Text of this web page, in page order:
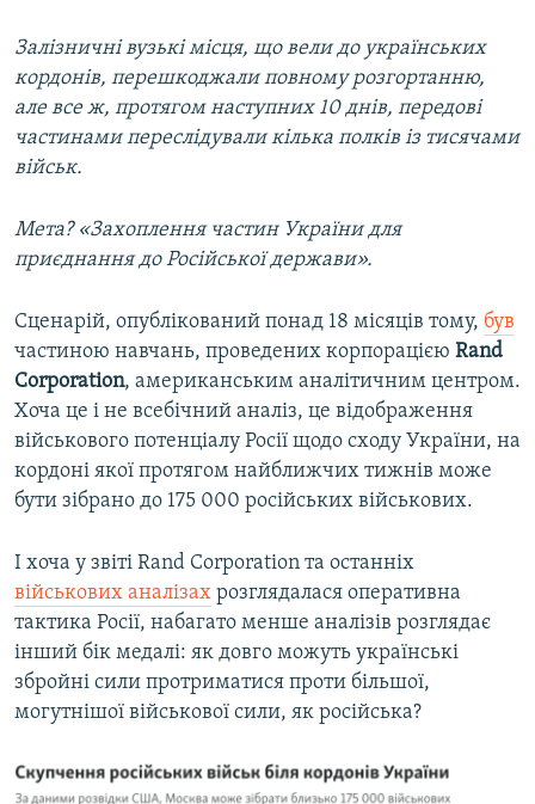
Залізничні вузькі місця, що вели до українських
кордонів, перешкоджали повному розгортанню,
але все ж, протягом наступних 10 днів, передові
частинами переслідували кілька полків із тисячами
військ.
Мета? «Захоплення частин України для
приєднання до Російської держави».
Сценарій, опублікований понад 18 місяців тому, був
частиною навчань, проведених корпорацією Rand
Corporation, американським аналітичним центром.
Хоча це і не всебічний аналіз, це відображення
військового потенціалу Росії щодо сходу України, на
кордоні якої протягом найближчих тижнів може
бути зібрано до 175 000 російських військових.
І хоча у звіті Rand Corporation та останніх
військових аналізах розглядалася оперативна
тактика Росії, набагато менше аналізів розглядає
інший бік медалі: як довго можуть українські
збройні сили протриматися проти більшої,
могутнішої військової сили, як російська?